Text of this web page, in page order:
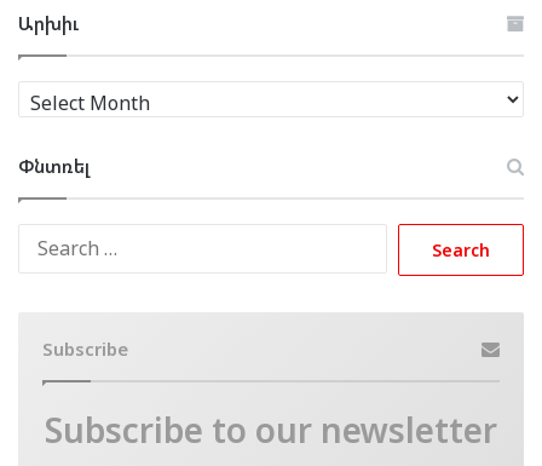
Արխիւ
Արխիւ
Փնտռել
Subscribe
Subscribe to our newsletter